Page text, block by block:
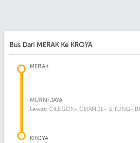
Bus Dari MERAK Ke KROYA
MERAK
MURNI JAYA
Lewat: CILEGON- CIKANDE- BITUNG-
KROYA